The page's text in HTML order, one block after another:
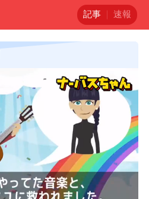
記事 速報